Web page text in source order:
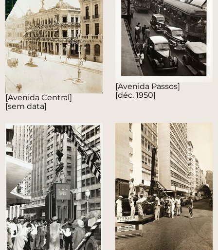
[Avenida Central]
[sem data]
[Avenida Passos]
[déc. 1950]